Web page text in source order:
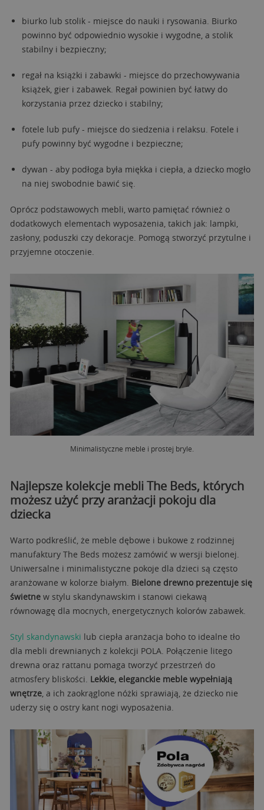
biurko lub stolik - miejsce do nauki i rysowania. Biurko
powinno być odpowiednio wysokie i wygodne, a stolik
stabilny i bezpieczny;
regał na książki i zabawki - miejsce do przechowywania
książek, gier i zabawek. Regał powinien być łatwy do
korzystania przez dziecko i stabilny;
fotele lub pufy - miejsce do siedzenia i relaksu. Fotele i
pufy powinny być wygodne i bezpieczne;
dywan - aby podłoga była miękka i ciepła, a dziecko mogło
na niej swobodnie bawić się.
Oprócz podstawowych mebli, warto pamiętać również o
dodatkowych elementach wyposażenia, takich jak: lampki,
zasłony, poduszki czy dekoracje. Pomogą stworzyć przytulne i
przyjemne otoczenie.
Minimalistyczne meble i prostej bryle.
Najlepsze kolekcje mebli The Beds, których
możesz użyć przy aranżacji pokoju dla
dziecka
Warto podkreślić, że meble dębowe i bukowe z rodzinnej
manufaktury The Beds możesz zamówić w wersji bielonej.
Uniwersalne i minimalistyczne pokoje dla dzieci są często
aranżowane w kolorze białym. Bielone drewno prezentuje się
świetne w stylu skandynawskim i stanowi ciekawą
równowagę dla mocnych, energetycznych kolorów zabawek.
Styl skandynawski lub ciepła aranżacja boho to idealne tło
dla mebli drewnianych z kolekcji POLA. Połączenie litego
drewna oraz rattanu pomaga tworzyć przestrzeń do
atmosfery bliskości. Lekkie, eleganckie meble wypełniają
wnętrze, a ich zaokrąglone nóżki sprawiają, że dziecko nie
uderzy się o ostry kant nogi wyposażenia.